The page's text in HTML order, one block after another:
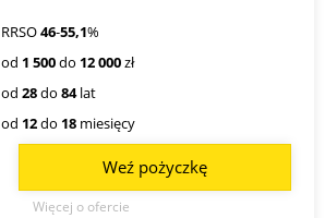
RRSO46-55,1%
od 1 500do 12 000zł
od 28do 84lat
od 12do 18 miesięcy
Więcej o ofercie
Weź pożyczkę